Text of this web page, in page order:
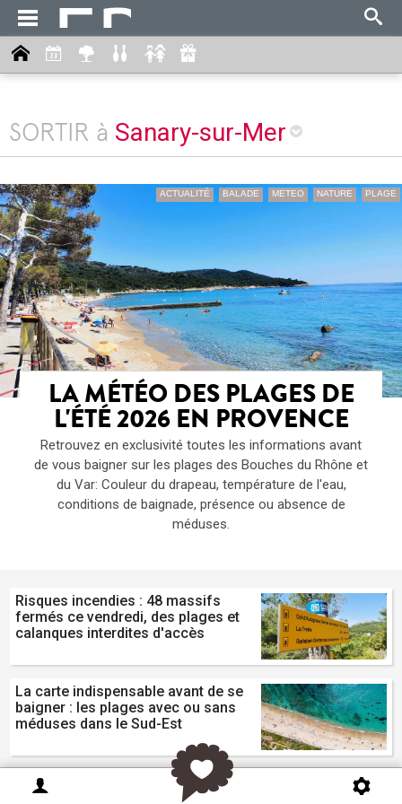
SORTIR à Sanary-sur-Mer
ACTUALITÉ BALADE METEO NATURE PLAGE
LA MÉTÉO DES PLAGES DE
L'ÉTÉ 2026 EN PROVENCE
Retrouvez en exclusivité toutes les informations avant
de vous baigner sur les plages des Bouches du Rhône et
du Var: Couleur du drapeau, température de l'eau,
conditions de baignade, présence ou absence de
méduses.
Risques incendies : 48 massifs
fermés ce vendredi, des plages et
calanques interdites d'accès
La carte indispensable avant de se
baigner : les plages avec ou sans
méduses dans le Sud-Est
Le programme des fêtes de village
et fêtes traditionnelles ce weekend